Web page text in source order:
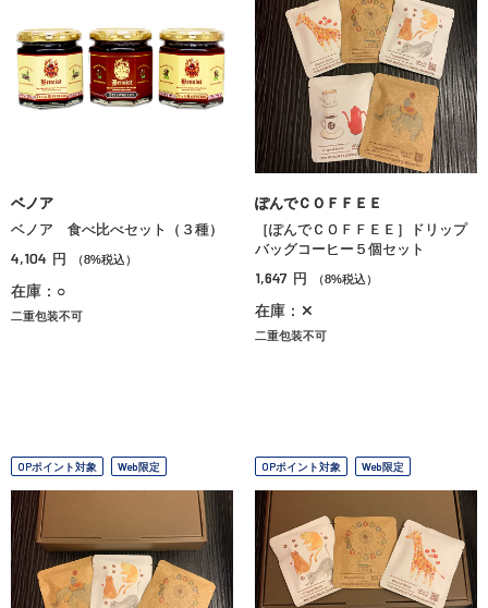
ベノア
ベノア 食べ比べセット（３種）
4,104 円 （8%税込）
在庫：○
二重包装不可
ぽんでＣＯＦＦＥＥ
［ぽんでＣＯＦＦＥＥ］ドリップ
バッグコーヒー５個セット
1,647 円 （8%税込）
在庫：✕
二重包装不可
OPポイント対象 Web限定 OPポイント対象 Web限定